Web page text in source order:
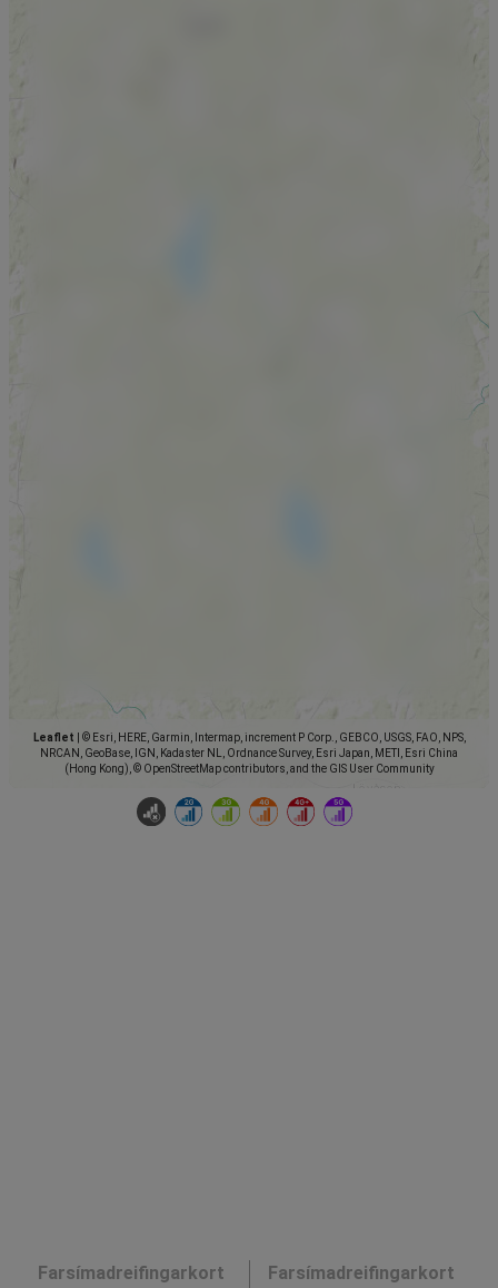
Leaflet
© Esri, HERE, Garmin, Intermap, increment P Corp., GEBCO, USGS, FAO, NPS,
NRCAN, GeoBase, IGN, Kadaster NL, Ordnance Survey, Esri Japan, METI, Esri China
(Hong Kong), © OpenStreetMap contributors, and the GIS User Community
Farsímadreifingarkort
Farsímadreifingarkort